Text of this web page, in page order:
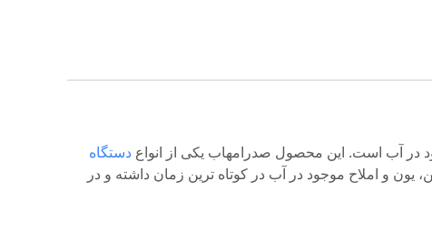
دستگاه
سنگین، یون و املاح موجود در آب در کوتاه ترین زمان داشته و در